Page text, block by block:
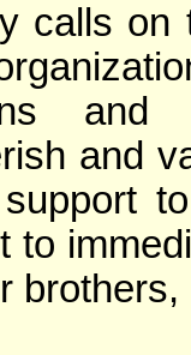
calls on
and
to